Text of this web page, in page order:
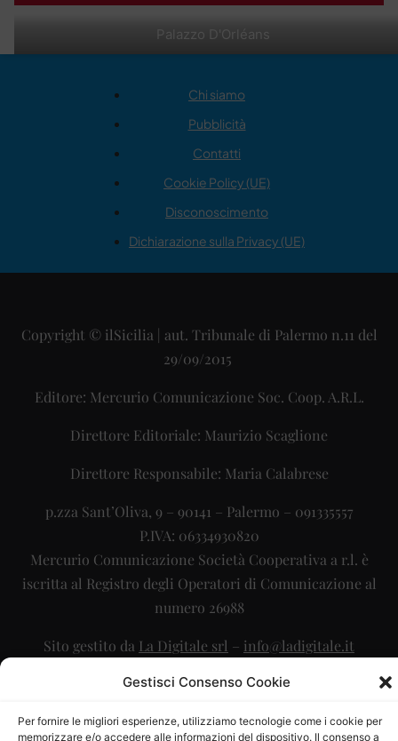
Gestisci Consenso Cookie
Per fornire le migliori esperienze, utilizziamo tecnologie come i cookie per
memorizzare e/o accedere alle informazioni del dispositivo. Il consenso a
Palazzo D'Orléans
Chi siamo
Pubblicità
Contatti
Cookie Policy (UE)
Disconoscimento
Dichiarazione sulla Privacy (UE)
Copyright © ilSicilia | aut. Tribunale di Palermo n.11 del
29/09/2015
Editore: Mercurio Comunicazione Soc. Coop. A.R.L.
Direttore Editoriale: Maurizio Scaglione
Direttore Responsabile: Maria Calabrese
p.zza Sant’Oliva, 9 – 90141 – Palermo – 091335557
P.IVA: 06334930820
Mercurio Comunicazione Società Cooperativa a r.l. è
iscritta al Registro degli Operatori di Comunicazione al
numero 26988
Sito gestito da La Digitale srl – info@ladigitale.it